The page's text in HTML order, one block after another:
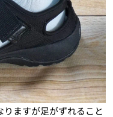
ますが足がずれること